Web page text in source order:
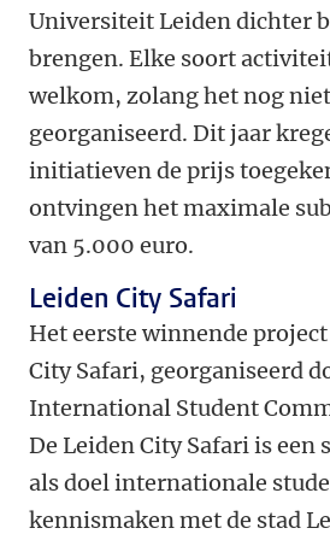
Universiteit Leiden dichter
brengen. Elke soort
welkom, zolang het nog
georganiseerd. Dit jaar
initiatieven de prijs
ontvingen het maximale
van 5.000 euro.
Leiden City Safari
Het eerste winnende
City Safari, georganiseerd
International Student
De Leiden City Safari is een
als doel internationale
kennismaken met de stad